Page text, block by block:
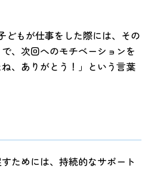
どもが仕事をした際には、その
、次回へのモチベーションを
、ありがとう！」という言葉
ためには、持続的なサポート